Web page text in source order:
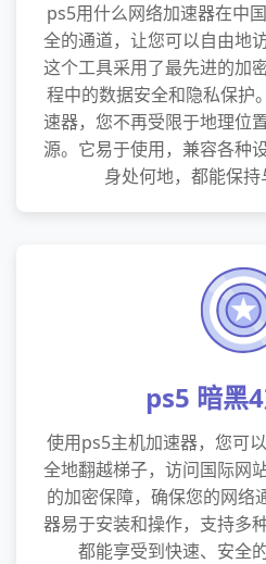
ps5用什么网络加速器在中
全的通道，让您可以自由地
这个工具采用了最先进的加
程中的数据安全和隐私保护
速器，您不再受限于地理位
源。它易于使用，兼容各种
身处何地，都能保持
ps5 暗黑
使用ps5主机加速器，您可
全地翻越梯子，访问国际网
的加密保障，确保您的网络
器易于安装和操作，支持多
都能享受到快速、安全